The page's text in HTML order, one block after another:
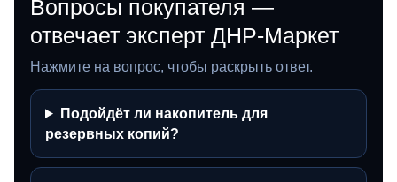
Вопросы покупателя —
отвечает эксперт ДНР-Маркет
Нажмите на вопрос, чтобы раскрыть ответ.
Подойдёт ли накопитель для
резервных копий?